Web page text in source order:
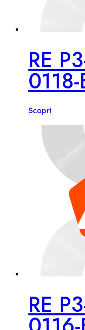
RE
0118-
Scopri
RE